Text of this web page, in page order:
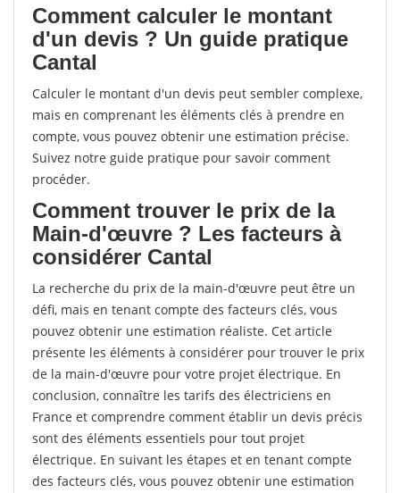
Comment calculer le montant
d'un devis ? Un guide pratique
Cantal
Calculer le montant d'un devis peut sembler complexe,
mais en comprenant les éléments clés à prendre en
compte, vous pouvez obtenir une estimation précise.
Suivez notre guide pratique pour savoir comment
procéder.
Comment trouver le prix de la
Main-d'œuvre ? Les facteurs à
considérer Cantal
La recherche du prix de la main-d'œuvre peut être un
défi, mais en tenant compte des facteurs clés, vous
pouvez obtenir une estimation réaliste. Cet article
présente les éléments à considérer pour trouver le prix
de la main-d'œuvre pour votre projet électrique. En
conclusion, connaître les tarifs des électriciens en
France et comprendre comment établir un devis précis
sont des éléments essentiels pour tout projet
électrique. En suivant les étapes et en tenant compte
des facteurs clés, vous pouvez obtenir une estimation